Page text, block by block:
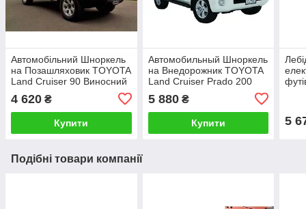
Автомобільний Шноркель
на Позашляховик TOYOTA
Land Cruiser 90 Виносний
Позашляховика
4 620 ₴
Купити
Автомобильный Шноркель
на Внедорожник TOYOTA
Land Cruiser Prado 200
Воздухозаборник для
Внедорожника
5 880₴
Купити 5
Подібні товари компанії